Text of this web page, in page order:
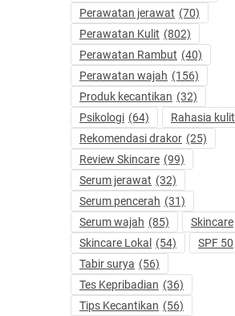
Perawatan jerawat (70)
Perawatan Kulit (802)
Perawatan Rambut (40)
Perawatan wajah (156)
Produk kecantikan (32)
Psikologi (64) Rahasia kulit
Rekomendasi drakor (25)
Review Skincare (99)
Serum jerawat (32)
Serum pencerah (31)
Serum wajah (85) Skincare
Skincare Lokal
(54) SPF 50
Tabir surya (56)
Tes Kepribadian (36)
Tips Kecantikan (56)